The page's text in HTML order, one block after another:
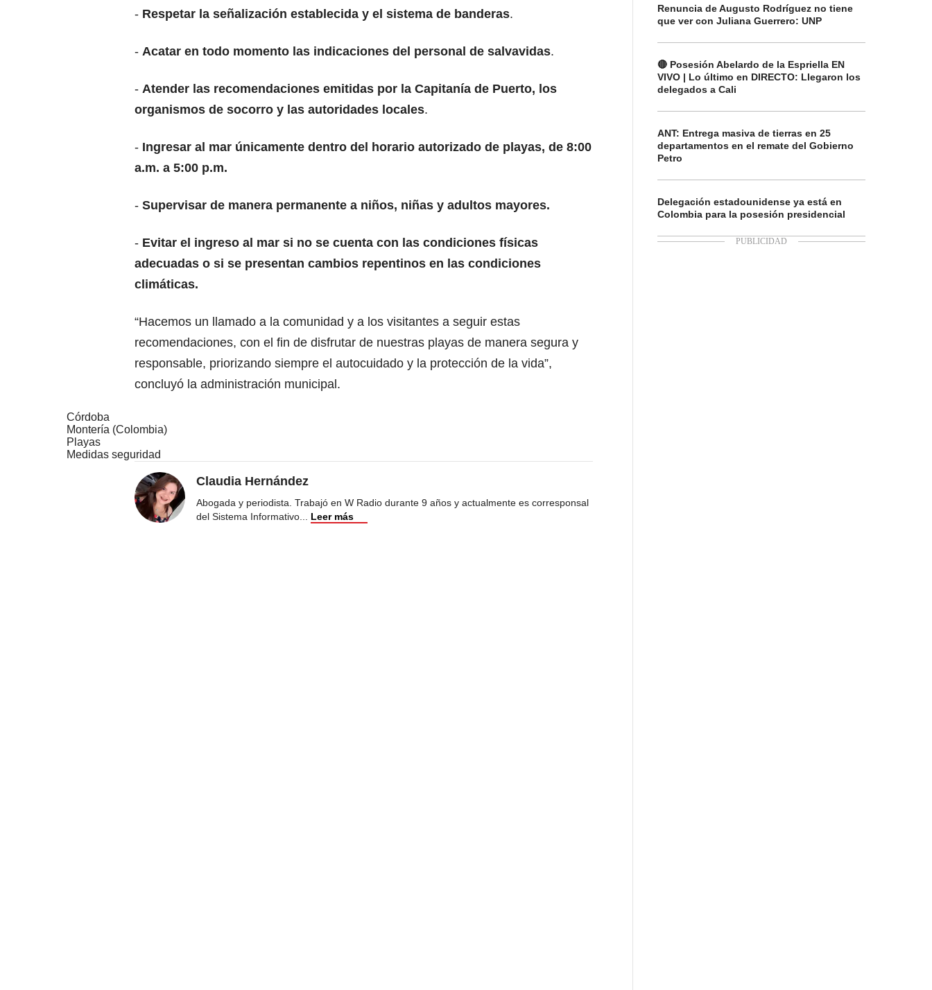
- Respetar la señalización establecida y el sistema de banderas.
- Acatar en todo momento las indicaciones del personal de salvavidas.
- Atender las recomendaciones emitidas por la Capitanía de Puerto, los
organismos de socorro y las autoridades locales.
- Ingresar al mar únicamente dentro del horario autorizado de playas, de 8:00
a.m. a 5:00 p.m.
- Supervisar de manera permanente a niños, niñas y adultos mayores.
- Evitar el ingreso al mar si no se cuenta con las condiciones físicas
adecuadas o si se presentan cambios repentinos en las condiciones
climáticas.
“Hacemos un llamado a la comunidad y a los visitantes a seguir estas
recomendaciones, con el fin de disfrutar de nuestras playas de manera segura y
responsable, priorizando siempre el autocuidado y la protección de la vida”,
concluyó la administración municipal.
Córdoba
Montería (Colombia)
Playas
Medidas seguridad
Claudia Hernández
Abogada y periodista. Trabajó en W Radio durante 9 años y actualmente es corresponsal
del Sistema Informativo... Leer más
Renuncia de Augusto Rodríguez no tiene
que ver con Juliana Guerrero: UNP
🔴 Posesión Abelardo de la Espriella EN
VIVO | Lo último en DIRECTO: Llegaron los
delegados a Cali
ANT: Entrega masiva de tierras en 25
departamentos en el remate del Gobierno
Petro
Delegación estadounidense ya está en
Colombia para la posesión presidencial